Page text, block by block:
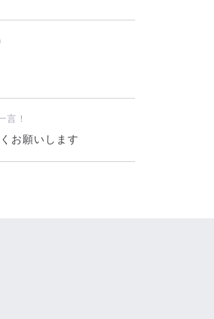
言！
お願いします